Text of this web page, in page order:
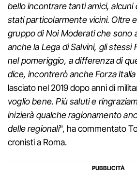
bello incontrare tanti amici, alcuni
stati particolarmente vicini. Oltre
gruppo di Noi Moderati che sono
anche la Lega di Salvini, gli stessi
nel pomeriggio, a differenza di
dice, incontrerò anche Forza Italia
lasciato nel 2019 dopo anni di
voglio bene. Più saluti e
inizierà qualche ragionamento
delle regionali", ha commentato
cronisti a Roma.